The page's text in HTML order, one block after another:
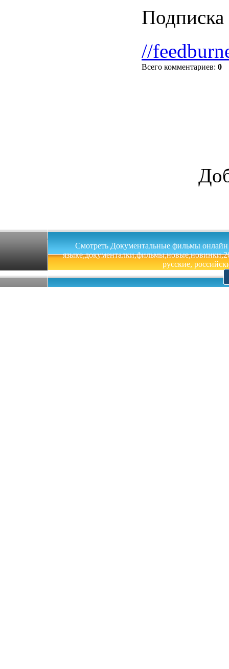
Подписка
//
Всего комментариев: 0
Смотреть Документальные фильмы онлайн
русские,